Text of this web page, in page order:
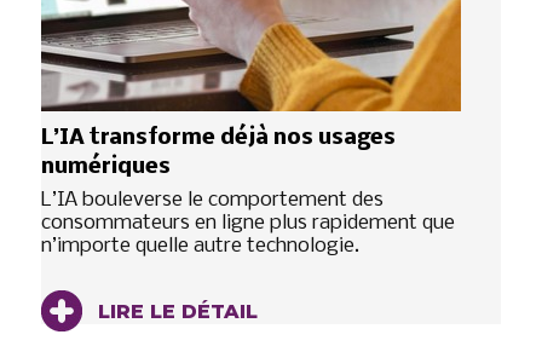
L’IA transforme déjà nos usages
numériques
L’IA bouleverse le comportement des
consommateurs en ligne plus rapidement que
n’importe quelle autre technologie.
LIRE LE DÉTAIL